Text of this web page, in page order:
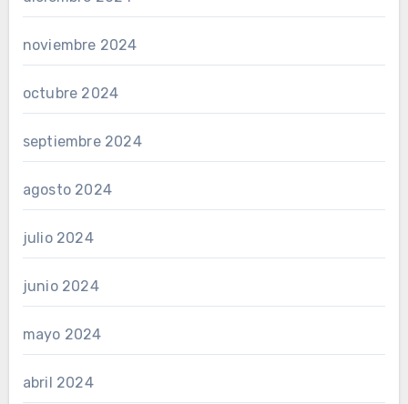
noviembre 2024
octubre 2024
septiembre 2024
agosto 2024
julio 2024
junio 2024
mayo 2024
abril 2024